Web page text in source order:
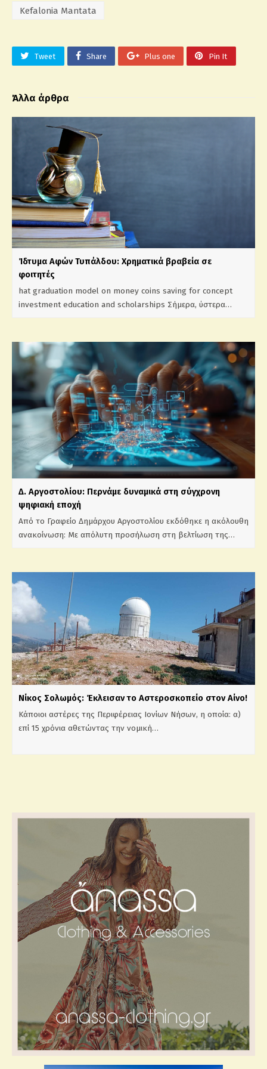
Kefalonia Mantata
Tweet Share Plus one Pin It
Άλλα άρθρα
Ίδτυμα Αφών Τυπάλδου: Χρηματικά βραβεία σε
φοιτητές
hat graduation model on money coins saving for concept
investment education and scholarships Σήμερα, ύστερα…
Δ. Αργοστολίου: Περνάμε δυναμικά στη σύγχρονη
ψηφιακή εποχή
Από το Γραφείο Δημάρχου Αργοστολίου εκδόθηκε η ακόλουθη
ανακοίνωση: Με απόλυτη προσήλωση στη βελτίωση της…
Νίκος Σολωμός: Έκλεισαν το Αστεροσκοπείο στον Αίνο!
Kάποιοι αστέρες της Περιφέρειας Ιονίων Νήσων, η οποία: α)
επί 15 χρόνια αθετώντας την νομική…